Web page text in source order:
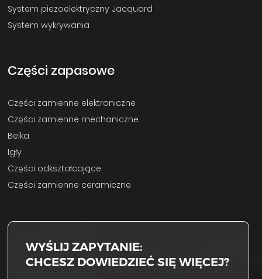
System piezoelektryczny Jacquard
System wykrywania
Części zapasowe
Części zamienne elektroniczne
Części zamienne mechaniczne
Belka
Igły
Części odkształcające
Części zamienne ceramiczne
WYŚLIJ ZAPYTANIE:
CHCESZ DOWIEDZIEĆ SIĘ WIĘCEJ?